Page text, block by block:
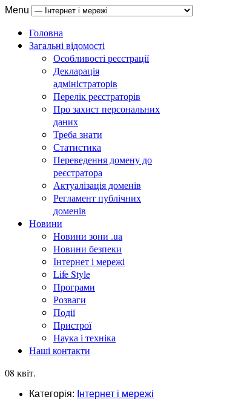
Menu
Головна
Загальні відомості
Особливості реєстрації
Декларація
адміністраторів
Перелік реєстраторів
Про захист персональних
даних
Треба знати
Статистика
Переведення домену до
реєстратора
Актуалізація доменів
Регламент публічних
доменів
Новини
Новини зони .ua
Новини безпеки
Інтернет і мережі
Life Style
Програми
Розваги
Події
Пристрої
Наука і техніка
Наші контакти
08 квіт.
Категорія: Інтернет і мережі